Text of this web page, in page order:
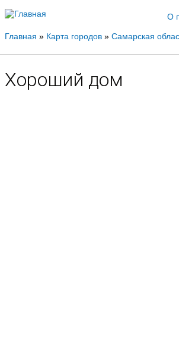
О
Вы
здесь
Главная » Карта городов » Самарская
Хороший дом